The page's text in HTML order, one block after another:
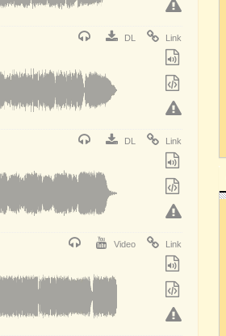
DL Link
DL Link
Video Link